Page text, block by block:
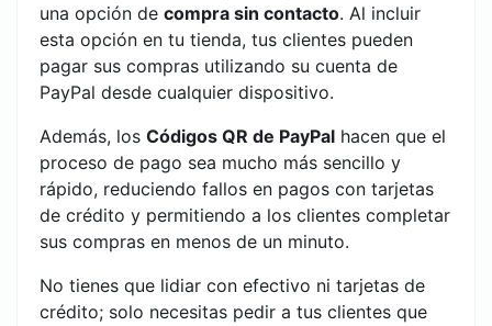
una opción de compra sin contacto. Al incluir
esta opción en tu tienda, tus clientes pueden
pagar sus compras utilizando su cuenta de
PayPal desde cualquier dispositivo.
Además, los Códigos QR de PayPal hacen que el
proceso de pago sea mucho más sencillo y
rápido, reduciendo fallos en pagos con tarjetas
de crédito y permitiendo a los clientes completar
sus compras en menos de un minuto.
No tienes que lidiar con efectivo ni tarjetas de
crédito; solo necesitas pedir a tus clientes que